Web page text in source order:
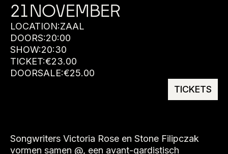
21NOVEMBER
LOCATION:ZAAL
DOORS:20:00
SHOW:20:30
TICKET:€23.00
DOORSALE:€25.00
TICKETS
Songwriters Victoria Rose en Stone Filipczak
vormen samen @, een avant-gardistisch